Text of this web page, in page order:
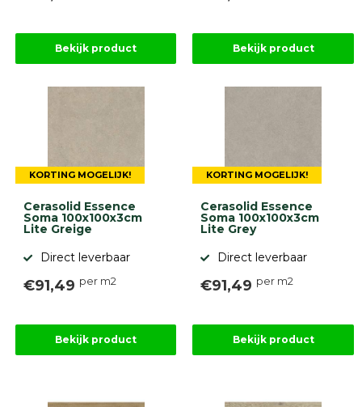
Bekijk product Bekijk product
KORTING MOGELIJK!
Cerasolid Essence
Soma 100x100x3cm
Lite Greige
Direct leverbaar
€91,49 per m2
Bekijk product
KORTING MOGELIJK!
Cerasolid Essence
Soma 100x100x3cm
Lite Grey
Direct leverbaar
€91,49 per m2
Bekijk product